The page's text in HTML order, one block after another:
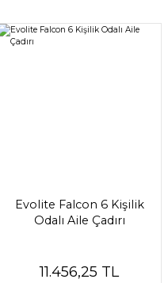
Evolite Falcon 6 Kişilik
Odalı Aile Çadırı
11.456,25 TL